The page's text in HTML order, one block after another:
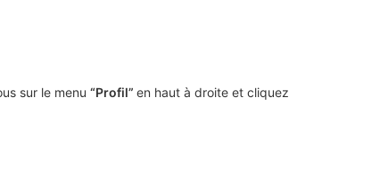
sur le menu “Profil” en haut à droite et cliquez